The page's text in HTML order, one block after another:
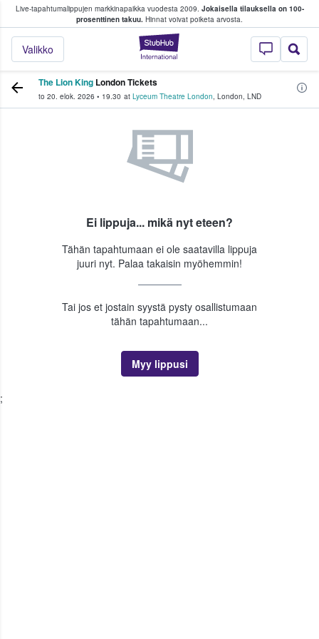
Live-tapahtumalippujen markkinapaikka vuodesta 2009. Jokaisella tilauksella on 100-
prosenttinen takuu. Hinnat voivat poiketa arvosta.
StubHub -
Valikko
fanit ostavat ja myyvät lippuja
The Lion King London Tickets
to 20. elok. 2026 • 19.30 at Lyceum Theatre London, London, LND
Ei lippuja... mikä nyt eteen?
Tähän tapahtumaan ei ole saatavilla lippuja
juuri nyt. Palaa takaisin myöhemmin!
Tai jos et jostain syystä pysty osallistumaan
tähän tapahtumaan...
Myy lippusi
;